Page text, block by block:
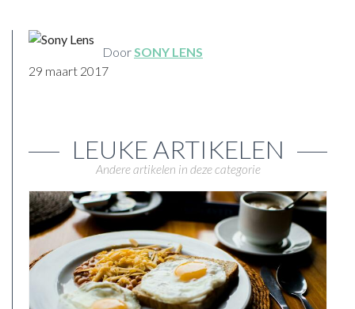
DoorSONY LENS
29 maart 2017
LEUKE ARTIKELEN
Andere artikelen in deze categorie